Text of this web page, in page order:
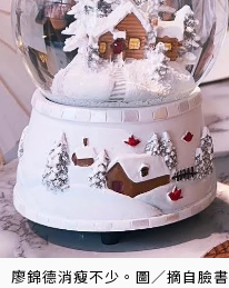
廖錦德消瘦不少。圖／摘自臉書